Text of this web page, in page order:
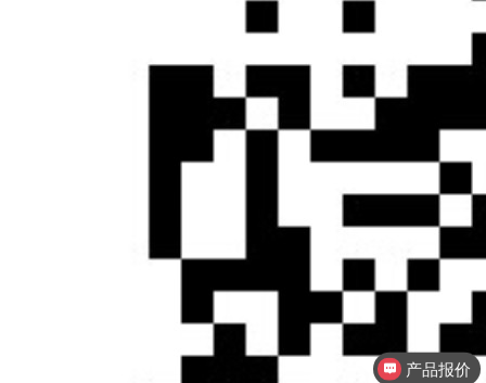
产品报价
产品视频